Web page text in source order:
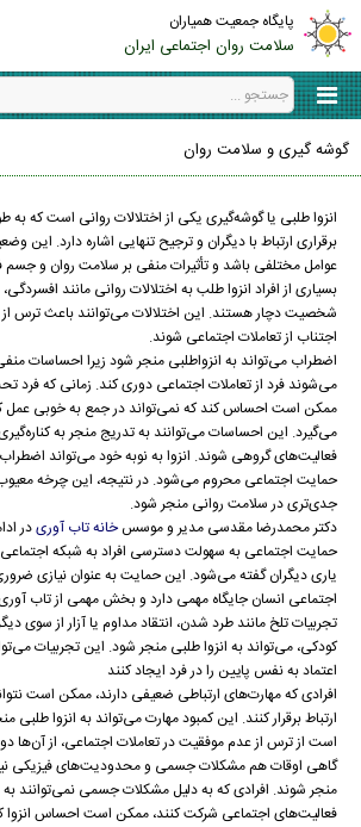
پایگاه جمعیت همیاران
سلامت روان اجتماعی ایران
گوشه گیری و سلامت روان
انزوا طلبی یا گوشه‌گیری یکی از اختلالات روانی است که به
برقراری ارتباط با دیگران و ترجیح تنهایی اشاره دارد. این
عوامل مختلفی باشد و تأثیرات منفی بر سلامت روان و جسم
بسیاری از افراد انزوا طلب به اختلالات روانی مانند
شخصیت دچار هستند. این اختلالات می‌توانند باعث ترس از
اجتناب از تعاملات اجتماعی شوند.
اضطراب می‌تواند به انزواطلبی منجر شود زیرا احساسات
می‌شوند فرد از تعاملات اجتماعی دوری کند. زمانی که فرد
ممکن است احساس کند که نمی‌تواند در جمع‌ به خوبی عمل
می‌گیرد. این احساسات می‌توانند به تدریج منجر به
فعالیت‌های گروهی شوند. انزوا به نوبه خود می‌تواند اضطراب
حمایت اجتماعی محروم می‌شود. در نتیجه، این چرخه
جدی‌تری در سلامت روانی منجر شود.
دکتر محمدرضا مقدسی مدیر و موسس خانه تاب آوریدر
حمایت اجتماعی به سهولت دسترسی افراد به شبکه
یاری دیگران گفته می‌شود. این حمایت به عنوان نیازی
اجتماعی انسان جایگاه مهمی دارد و بخش مهمی از تاب آوری
تجربیات تلخ مانند طرد شدن، انتقاد مداوم یا آزار از سوی
کودکی، می‌تواند به انزوا طلبی منجر شود. این تجربیات
اعتماد به نفس پایین را در فرد ایجاد کنند
افرادی که مهارت‌های ارتباطی ضعیفی دارند، ممکن است
ارتباط برقرار کنند. این کمبود مهارت می‌تواند به انزوا طلبی
است از ترس از عدم موفقیت در تعاملات اجتماعی، از آن‌ها
گاهی اوقات هم مشکلات جسمی و محدودیت‌های فیزیکی نیز
منجر شوند. افرادی که به دلیل مشکلات جسمی نمی‌توانند
فعالیت‌های اجتماعی شرکت کنند، ممکن است احساس انزوا